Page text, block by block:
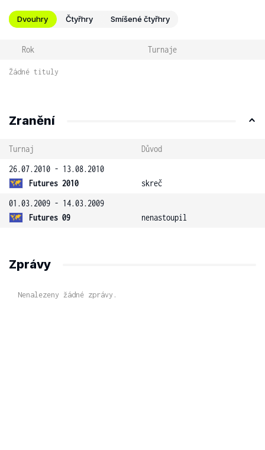
Dvouhry Čtyřhry Smíšené čtyřhry
Rok Turnaje
Žádné tituly
Zranění
Turnaj
Důvod
26.07.2010 - 13.08.2010
Futures 2010
skreč
01.03.2009 - 14.03.2009
Futures 09
nenastoupil
Zprávy
Nenalezeny žádné zprávy.